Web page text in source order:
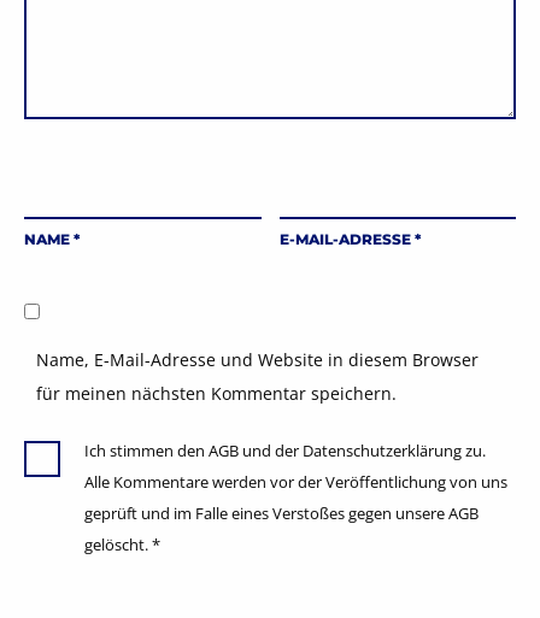
NAME * E-MAIL-ADRESSE *
Name, E-Mail-Adresse und Website in diesem Browser
für meinen nächsten Kommentar speichern.
Ich stimmen den AGB und der Datenschutzerklärung zu.
Alle Kommentare werden vor der Veröffentlichung von uns
geprüft und im Falle eines Verstoßes gegen unsere AGB
gelöscht.*